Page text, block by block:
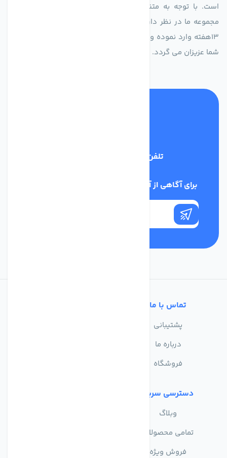
است. با توجه به متنوع بودن فن های تولیدی کمپانی اروپایی
مجموعه ما در نظر دارد کالاهای تخصصی شما عزیزان رو در صرف
13هفته وارد نموده و این عمر باعث صرفه جویی در هزینه و زمان
شما عزیزان می گردد.
تلفن پشتیبانی
برای آگاهی از آخرین اخبار در خبرنامه ما عضو شوید
تماس با ما
پشتیبانی
درباره ما
فروشگاه
دسترسی سریع
وبلاگ
تمامی محصولات
فروش ویژه